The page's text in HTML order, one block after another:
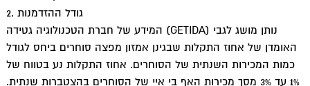
2. גודל ההזדמנות
המידע של חברת הטכנולוגיה גטידה (GETIDA) נותן מושג לגבי
האומדן של אחוז התקלות שבגינן אמזון מפצה סוחרים ביחס לגודל
כמות המכירות השנתית של הסוחרים. אחוז התקלות נע בטווח של
1% עד 3% מסך מכירות האף בי איי של הסוחרים בהצטברות שנתית.